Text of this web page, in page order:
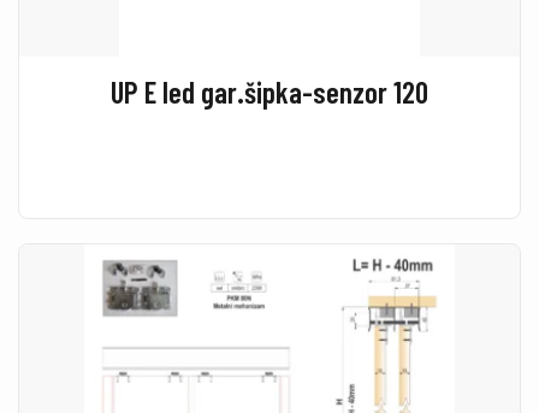
UP E led gar.šipka-senzor 120